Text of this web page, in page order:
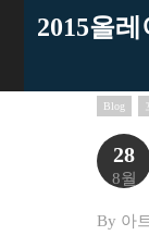
2015올
Blog
28
8월
By 아